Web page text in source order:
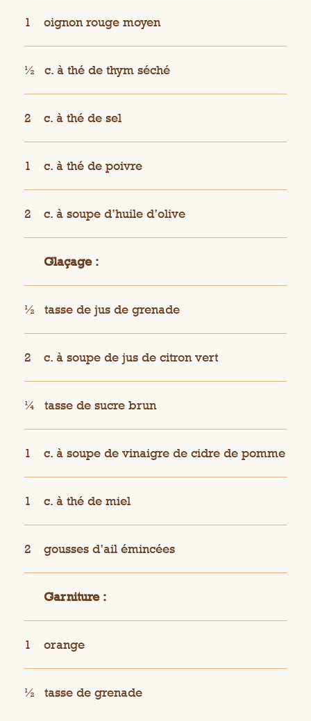
1 oignon rouge moyen
½ c. à thé de thym séché
2 c. à thé de sel
1 c. à thé de poivre
2 c. à soupe d’huile d’olive
Glaçage :
½ tasse de jus de grenade
2 c. à soupe de jus de citron vert
¼ tasse de sucre brun
1 c. à soupe de vinaigre de cidre de pomme
1 c. à thé de miel
2 gousses d’ail émincées
Garniture :
1 orange
½ tasse de grenade